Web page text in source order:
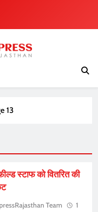
13
स्टाफ को वितरित की
Team
1